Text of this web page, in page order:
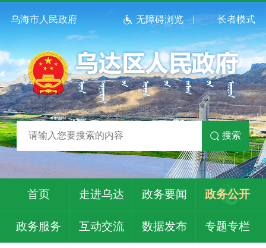
乌海市人民政府 无障碍浏览 长者模式
搜索
首页 走进乌达 政务要闻 政务公开
政务服务 互动交流 数据发布 专题专栏